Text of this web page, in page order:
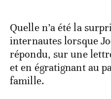
Quelle n’a été la
internautes lorsque
répondu, sur une
et en égratignant au
famille.